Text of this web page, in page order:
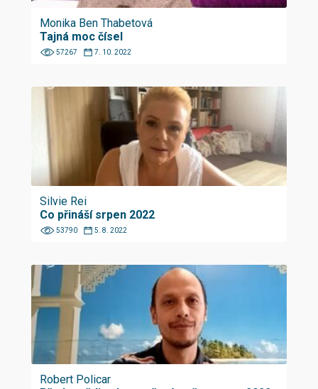
Monika Ben Thabetová
Tajná moc čísel
57267 7. 10. 2022
Silvie Rei
Co přináší srpen 2022
53790 5. 8. 2022
Robert Policar